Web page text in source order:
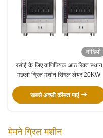
वीडियो
रसोई के लिए वाणिज्यिक आठ रिक्त स्थान
मछली ग्रिल मशीन सिंगल लेयर 20KW
सबसे अच्छी कीमत पाएं
मेमने ग्रिल मशीन